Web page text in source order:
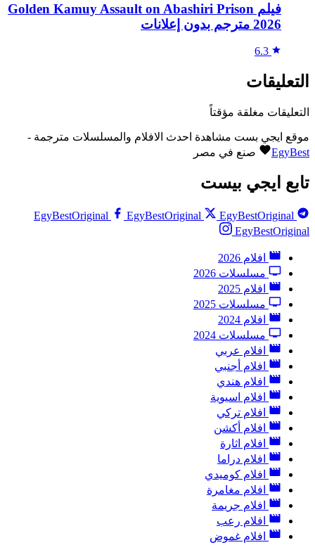
فيلم Golden Kamuy Assault on Abashiri Prison
2026 مترجم بدون إعلانات
6.3
التعليقات
التعليقات مغلقة مؤقتاً
موقع ايجي بست مشاهدة احدث الافلام والمسلسلات مترجمة -
EgyBest
صنع في مصر
تابع ايجي بيست
EgyBestOriginal EgyBestOriginal
EgyBestOriginal
EgyBestOriginal
افلام 2026
مسلسلات 2026
افلام 2025
مسلسلات 2025
افلام 2024
مسلسلات 2024
افلام عربي
افلام أجنبي
افلام هندي
افلام اسيوية
افلام تركي
افلام أكشن
افلام اثارة
افلام دراما
افلام كوميدي
افلام مغامرة
افلام جريمة
افلام رعب
افلام غموض